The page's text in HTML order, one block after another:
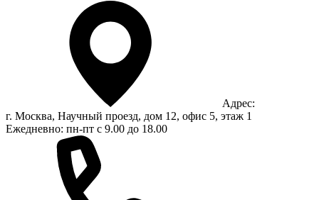
Адрес:
г. Москва, Научный проезд, дом 12, офис 5, этаж 1
Ежедневно: пн-пт с 9.00 до 18.00